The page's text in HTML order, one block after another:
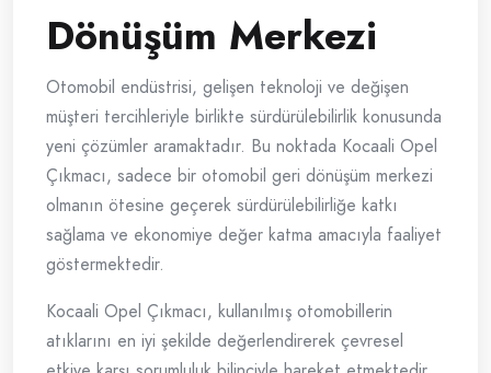
Dönüşüm Merkezi
Otomobil endüstrisi, gelişen teknoloji ve değişen
müşteri tercihleriyle birlikte sürdürülebilirlik konusunda
yeni çözümler aramaktadır. Bu noktada Kocaali Opel
Çıkmacı, sadece bir otomobil geri dönüşüm merkezi
olmanın ötesine geçerek sürdürülebilirliğe katkı
sağlama ve ekonomiye değer katma amacıyla faaliyet
göstermektedir.
Kocaali Opel Çıkmacı, kullanılmış otomobillerin
atıklarını en iyi şekilde değerlendirerek çevresel